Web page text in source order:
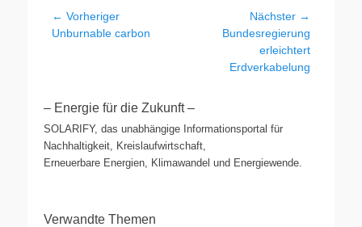
Beitragsnavigation
← Vorheriger
Vorheriger
Unburnable carbon
Nächster →
NächsterBundesregierung
erleichtert
Erdverkabelung
– Energie für die Zukunft –
SOLARIFY, das unabhängige Informationsportal für
Nachhaltigkeit, Kreislaufwirtschaft,
Erneuerbare Energien, Klimawandel und Energiewende.
Verwandte Themen